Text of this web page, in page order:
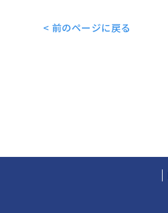
< 前のページに戻る